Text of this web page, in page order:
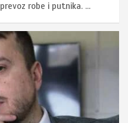
robe i putnika. …